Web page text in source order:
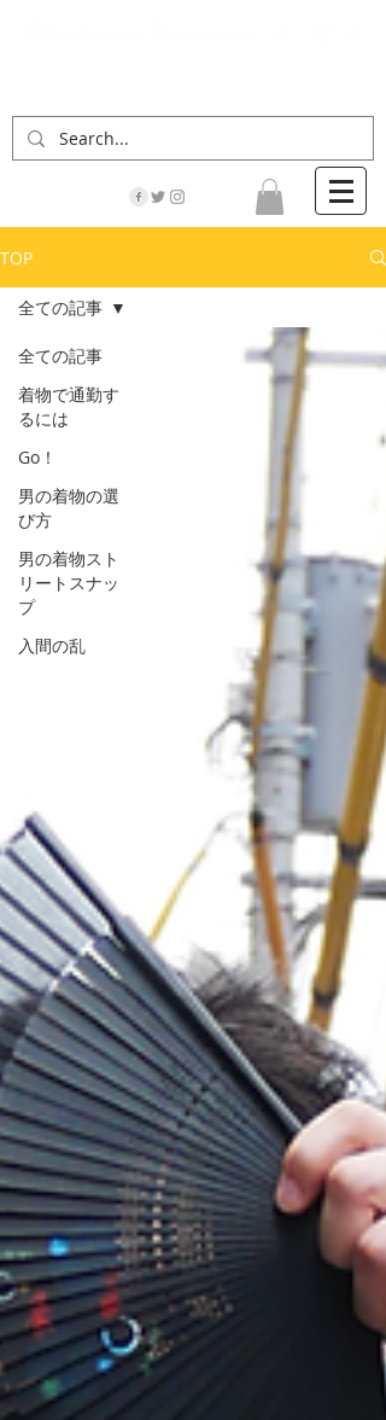
TOP
全ての記事
着物で通勤す
るには
Go！
男の着物の選
び方
男の着物スト
リートスナッ
プ
入間の乱
全ての記事